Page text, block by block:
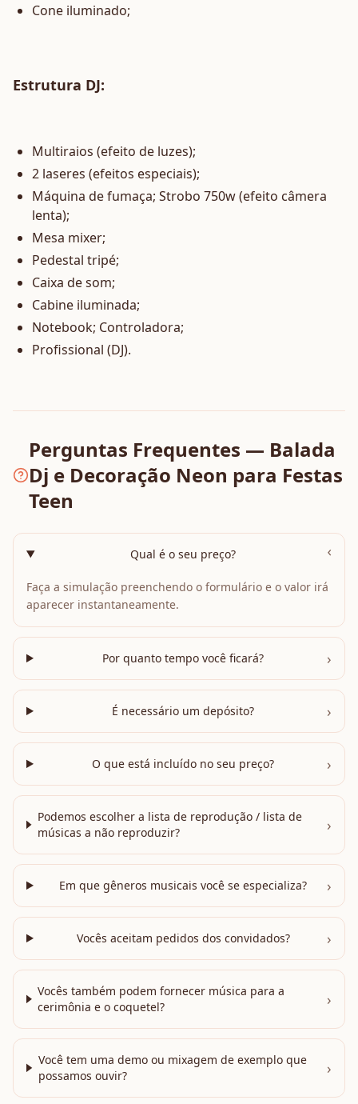
Cone iluminado;
Estrutura DJ:
Multiraios (efeito de luzes);
2 laseres (efeitos especiais);
Máquina de fumaça; Strobo 750w (efeito câmera
lenta);
Mesa mixer;
Pedestal tripé;
Caixa de som;
Cabine iluminada;
Notebook; Controladora;
Profissional (DJ).
Perguntas Frequentes — Balada
Dj e Decoração Neon para Festas
Teen
Qual é o seu preço? ›
Faça a simulação preenchendo o formulário e o valor irá
aparecer instantaneamente.
Por quanto tempo você ficará? ›
É necessário um depósito? ›
O que está incluído no seu preço? ›
Podemos escolher a lista de reprodução / lista de
músicas a não reproduzir?
›
Em que gêneros musicais você se especializa? ›
Vocês aceitam pedidos dos convidados? ›
Vocês também podem fornecer música para a
cerimônia e o coquetel?
›
Você tem uma demo ou mixagem de exemplo que
possamos ouvir?
›